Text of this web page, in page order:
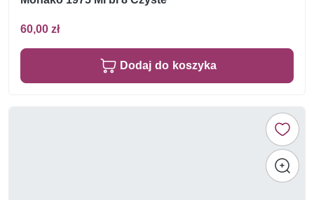
60,00 zł
Dodaj do koszyka